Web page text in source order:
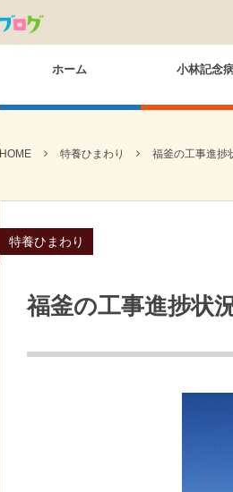
ホーム 小林記念
HOME 特養ひまわり 福釜の工事進捗
特養ひまわり
福釜の工事進捗状